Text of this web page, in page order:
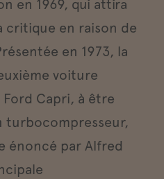
en 1969, qui attira
critique en raison de
en 1973, la
voiture
Capri, à être
turbocompresseur,
énoncé par Alfred